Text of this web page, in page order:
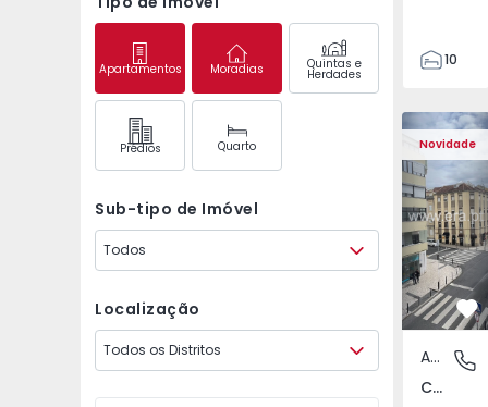
Apartamentos Moradias Quintas e
Herdades
Prédios Quarto
Sub-tipo de Imóvel
Todos
Localização
Todos os Distritos
10
198
230
0
Novidade
Apartamento T2
Campo
Apartamento
Campo de Ourique, Lisboa